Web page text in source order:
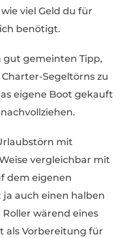
viel Geld du für
benötigt.
gut gemeinten Tipp,
Segeltörns zu
eigene Boot gekauft
mit
vergleichbar mit
dem eigenen
auch einen halben
wärend eines
als Vorbereitung für